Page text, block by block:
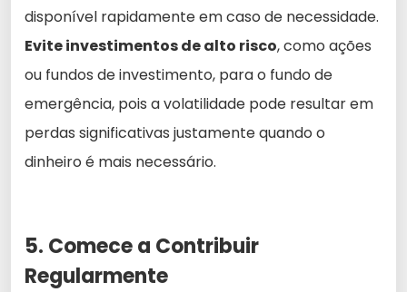
disponível rapidamente em caso de necessidade.
Evite investimentos de alto risco, como ações
ou fundos de investimento, para o fundo de
emergência, pois a volatilidade pode resultar em
perdas significativas justamente quando o
dinheiro é mais necessário.
5. Comece a Contribuir
Regularmente